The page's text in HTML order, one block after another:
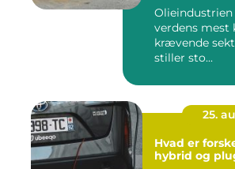
Olieindustrien
verdens mest
krævende
stiller sto...
25.
Hvad er
hybrid og